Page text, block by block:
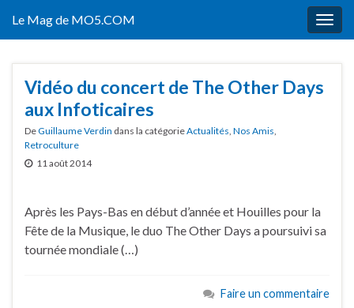
Le Mag de MO5.COM
Vidéo du concert de The Other Days
aux Infoticaires
DeGuillaume Verdin dans la catégorieActualités, Nos Amis,
Retroculture
11 août 2014
Après les Pays-Bas en début d’année et Houilles pour la
Fête de la Musique, le duo The Other Days a poursuivi sa
tournée mondiale (…)
Faire un commentaire